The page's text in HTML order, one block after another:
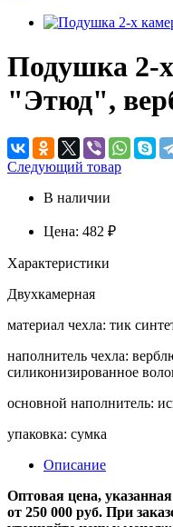
Подушка 2-
"Этюд",
Следующий товар
В наличии
Цена: 482 ₽
Характеристики
Двухкамерная
материал чехла: тик
наполнитель чехла:
силиконизированное
основной наполнитель:
упаковка: сумка
Описание
Оптовая цена,
от 250 000 руб. При